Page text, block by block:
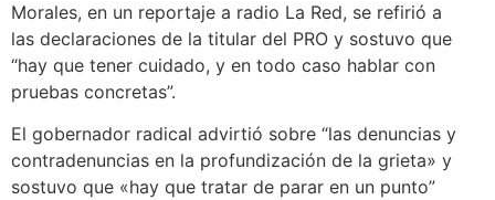
Morales, en un reportaje a radio La Red, se refirió a
las declaraciones de la titular del PRO y sostuvo que
“hay que tener cuidado, y en todo caso hablar con
pruebas concretas”.
El gobernador radical advirtió sobre “las denuncias y
contradenuncias en la profundización de la grieta» y
sostuvo que «hay que tratar de parar en un punto”